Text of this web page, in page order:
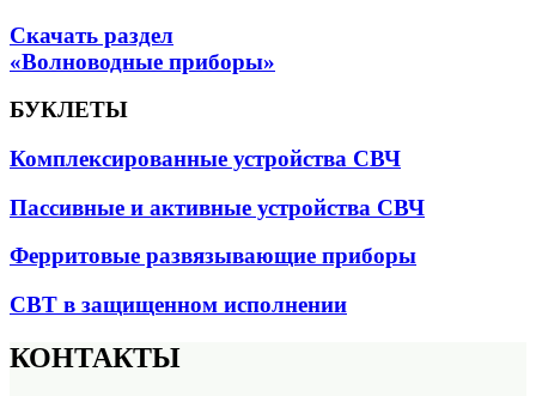
Скачать раздел
«Волноводные приборы»
БУКЛЕТЫ
Комплексированные устройства СВЧ
Пассивные и активные устройства СВЧ
Ферритовые развязывающие приборы
СВТ в защищенном исполнении
КОНТАКТЫ